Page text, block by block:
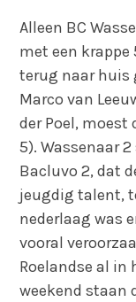
Alleen BC
met een
terug naar huis
Marco van
der Poel, moest
5). Wassenaar
Bacluvo 2, dat
jeugdig talent,
nederlaag was
vooral
Roelandse al in
weekend staan